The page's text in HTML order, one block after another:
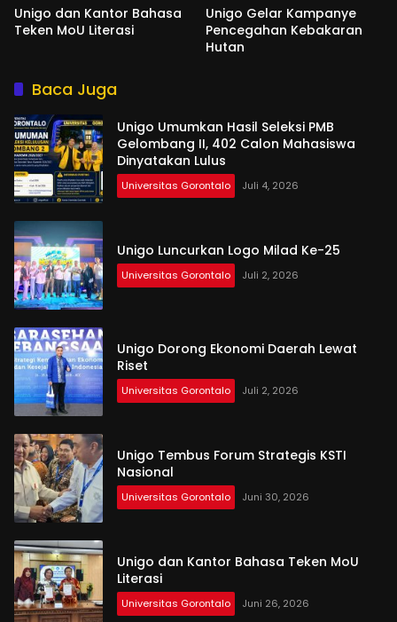
Unigo dan Kantor Bahasa
Teken MoU Literasi
Unigo Gelar Kampanye
Pencegahan Kebakaran
Hutan
Baca Juga
Unigo Umumkan Hasil Seleksi PMB
Gelombang II, 402 Calon Mahasiswa
Dinyatakan Lulus
Universitas Gorontalo Juli 4, 2026
Unigo Luncurkan Logo Milad Ke-25
Universitas Gorontalo Juli 2, 2026
Unigo Dorong Ekonomi Daerah Lewat
Riset
Universitas Gorontalo Juli 2, 2026
Unigo Tembus Forum Strategis KSTI
Nasional
Universitas Gorontalo Juni 30, 2026
Unigo dan Kantor Bahasa Teken MoU
Literasi
Universitas Gorontalo Juni 26, 2026